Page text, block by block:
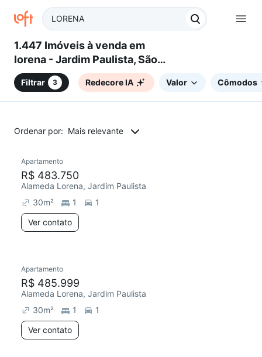
1.447 Imóveis à venda em
lorena - Jardim Paulista, São
Paulo, SP
Filtrar 3 Redecore IA Valor Cômodos
Ordenar por: Mais relevante
Redecorar
Apartamento
R$ 483.750
Alameda Lorena, Jardim Paulista
30m² 1
1
Ver contato
Redecorar
Apartamento
R$ 485.999
Alameda Lorena, Jardim Paulista
30m² 1
1
Ver contato